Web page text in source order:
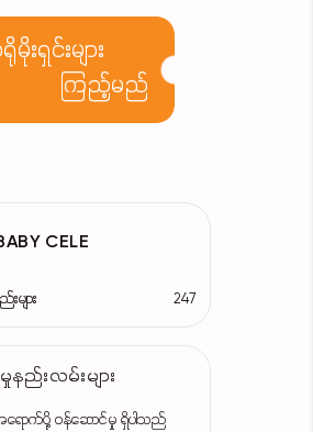
မိုးရှင်းများ
ကြည့်မည်
CELE
းများ 247
ည်းလမ်းများ
ောက်ပို့ ဝန်ဆောင်မှု ရှိပါသည်